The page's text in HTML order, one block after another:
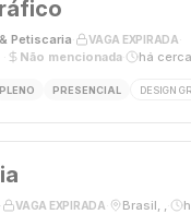
Petiscaria VAGA EXPIRADA
Não mencionada há
PLENO PRESENCIAL DESIGN
VAGA EXPIRADA Brasil, ,